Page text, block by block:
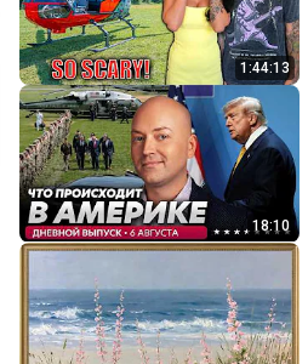
1:44:13
18:10